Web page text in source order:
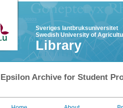
Sveriges lantbruksuniversitet
Swedish University of
Library
Epsilon Archive for Student